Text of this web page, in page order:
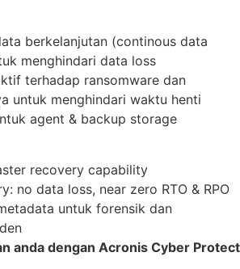
berkelanjutan (continous data
menghindari data loss
terhadap ransomware dan
untuk menghindari waktu henti
agent & backup storage
recovery capability
no data loss, near zero RTO & RPO
untuk forensik dan
anda dengan Acronis Cyber Protect